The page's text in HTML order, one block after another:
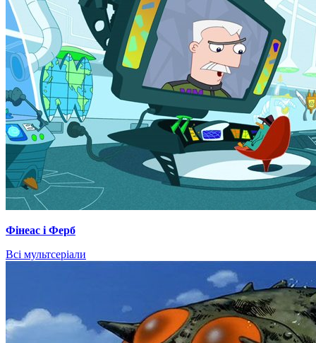
Фінеас і Ферб
Всі мультсеріали